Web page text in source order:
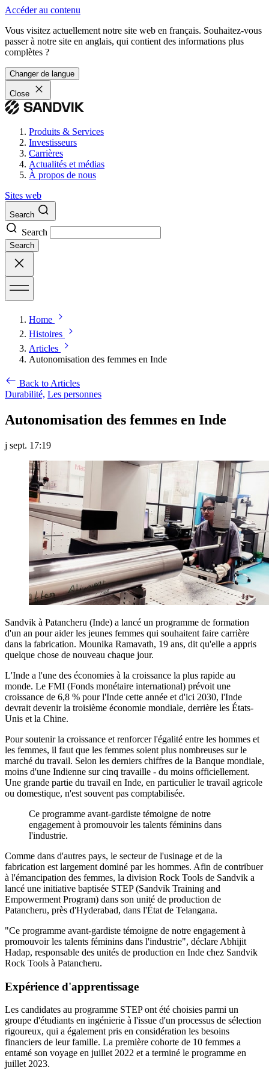
Accéder au contenu
Vous visitez actuellement notre site web en français. Souhaitez-vous
passer à notre site en anglais, qui contient des informations plus
complètes ?
Changer de langue
Close
Produits & Services
Investisseurs
Carrières
Actualités et médias
À propos de nous
Sites web
Search
Search
Search
Home
Histoires
Articles
Autonomisation des femmes en Inde
Back to Articles
Durabilité, Les personnes
Autonomisation des femmes en Inde
j sept. 17:19
Sandvik à Patancheru (Inde) a lancé un programme de formation
d'un an pour aider les jeunes femmes qui souhaitent faire carrière
dans la fabrication. Mounika Ramavath, 19 ans, dit qu'elle a appris
quelque chose de nouveau chaque jour.
L'Inde a l'une des économies à la croissance la plus rapide au
monde. Le FMI (Fonds monétaire international) prévoit une
croissance de 6,8 % pour l'Inde cette année et d'ici 2030, l'Inde
devrait devenir la troisième économie mondiale, derrière les États-
Unis et la Chine.
Pour soutenir la croissance et renforcer l'égalité entre les hommes et
les femmes, il faut que les femmes soient plus nombreuses sur le
marché du travail. Selon les derniers chiffres de la Banque mondiale,
moins d'une Indienne sur cinq travaille - du moins officiellement.
Une grande partie du travail en Inde, en particulier le travail agricole
ou domestique, n'est souvent pas comptabilisée.
Ce programme avant-gardiste témoigne de notre
engagement à promouvoir les talents féminins dans
l'industrie.
Comme dans d'autres pays, le secteur de l'usinage et de la
fabrication est largement dominé par les hommes. Afin de contribuer
à l'émancipation des femmes, la division Rock Tools de Sandvik a
lancé une initiative baptisée STEP (Sandvik Training and
Empowerment Program) dans son unité de production de
Patancheru, près d'Hyderabad, dans l'État de Telangana.
"Ce programme avant-gardiste témoigne de notre engagement à
promouvoir les talents féminins dans l'industrie", déclare Abhijit
Hadap, responsable des unités de production en Inde chez Sandvik
Rock Tools à Patancheru.
Expérience d'apprentissage
Les candidates au programme STEP ont été choisies parmi un
groupe d'étudiants en ingénierie à l'issue d'un processus de sélection
rigoureux, qui a également pris en considération les besoins
financiers de leur famille. La première cohorte de 10 femmes a
entamé son voyage en juillet 2022 et a terminé le programme en
juillet 2023.